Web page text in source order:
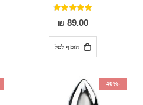
דירוג:
95%
89.00 ₪
הוסף לסל
-40%